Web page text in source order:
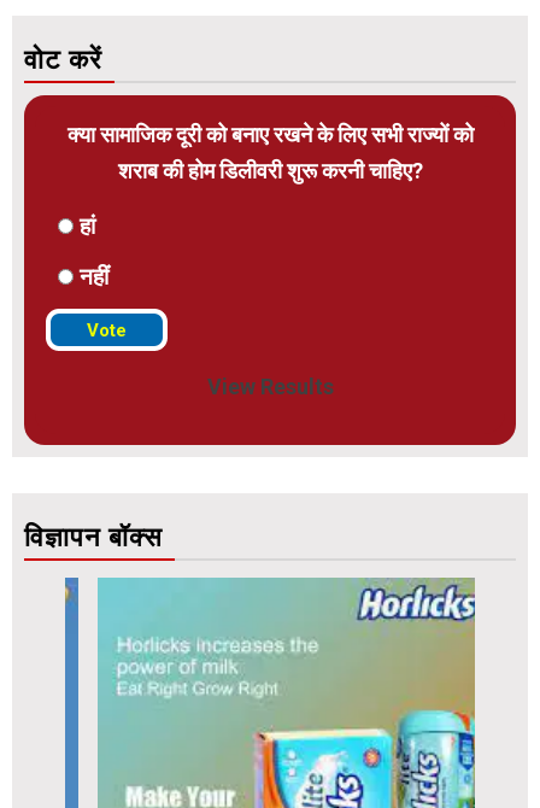
वोट करें
क्या सामाजिक दूरी को बनाए रखने के लिए सभी राज्यों को
शराब की होम डिलीवरी शुरू करनी चाहिए?
हां
नहीं
View Results
विज्ञापन बॉक्स